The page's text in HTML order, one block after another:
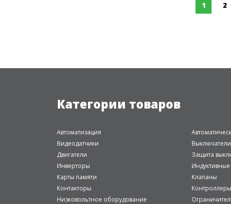
1 2
Категории товаров
Автоматизация
Видеодатчики
Выключатели
Двигатели
Защита
Инверторы
Индуктивные
Карты памяти
Клапаны
Контакторы
Контроллеры
Низковольтное оборудование